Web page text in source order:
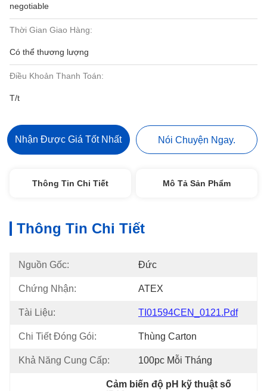
negotiable
Thời Gian Giao Hàng:
Có thể thương lượng
Điều Khoản Thanh Toán:
T/t
Nhận Được Giá Tốt Nhất Nói Chuyện Ngay.
Thông Tin Chi Tiết Mô Tả Sản Phẩm
Thông Tin Chi Tiết
Nguồn Gốc: Đức
Chứng Nhận: ATEX
Tài Liệu: TI01594CEN_0121.pdf
Chi Tiết Đóng Gói: Thùng Carton
Khả Năng Cung Cấp: 100pc Mỗi Tháng
Cảm biến độ pH kỹ thuật số